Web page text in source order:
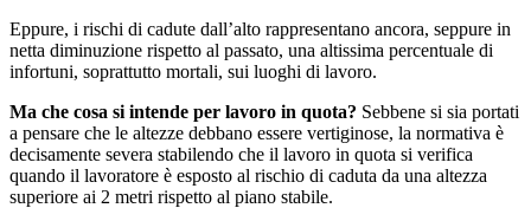
Eppure, i rischi di cadute dall’alto rappresentano ancora, seppure in
netta diminuzione rispetto al passato, una altissima percentuale di
infortuni, soprattutto mortali, sui luoghi di lavoro.
Ma che cosa si intende per lavoro in quota? Sebbene si sia portati
a pensare che le altezze debbano essere vertiginose, la normativa è
decisamente severa stabilendo che il lavoro in quota si verifica
quando il lavoratore è esposto al rischio di caduta da una altezza
superiore ai 2 metri rispetto al piano stabile.